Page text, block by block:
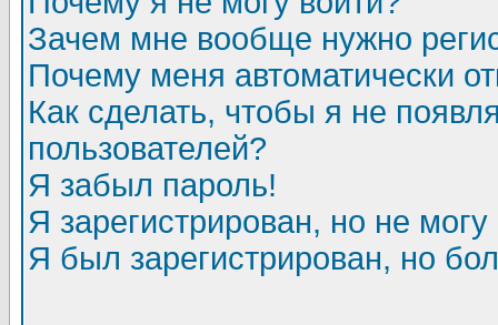
Зачем мне вообще нужно
Почему меня автоматически
Как сделать, чтобы я не
пользователей?
Я забыл пароль!
Я зарегистрирован, но не могу
Я был зарегистрирован, но